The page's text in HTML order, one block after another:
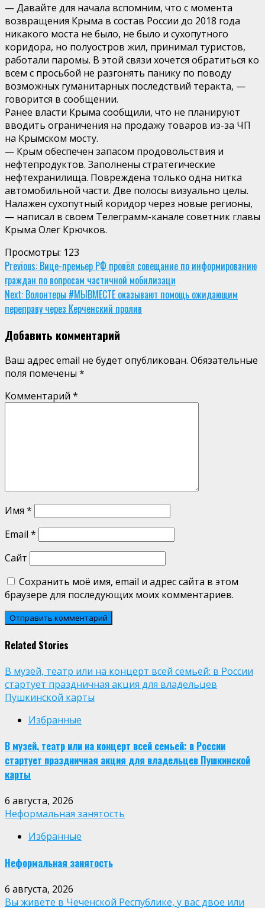
— Давайте для начала вспомним, что с момента
возвращения Крыма в состав России до 2018 года
никакого моста не было, не было и сухопутного
коридора, но полуостров жил, принимал туристов,
работали паромы. В этой связи хочется обратиться ко
всем с просьбой не разгонять панику по поводу
возможных гуманитарных последствий теракта, —
говорится в сообщении.
Ранее власти Крыма сообщили, что не планируют
вводить ограничения на продажу товаров из-за ЧП
на Крымском мосту.
— Крым обеспечен запасом продовольствия и
нефтепродуктов. Заполнены стратегические
нефтехранилища. Повреждена только одна нитка
автомобильной части. Две полосы визуально целы.
Налажен сухопутный коридор через новые регионы,
— написал в своем Телеграмм-канале советник главы
Крыма Олег Крючков.
Просмотры: 123
Continue
Reading
Previous: Вице-премьер РФ провёл совещание по информированию
граждан по вопросам частичной мобилизаци
Next: Волонтеры #МЫВМЕСТЕ оказывают помощь ожидающим
переправу через Керченский пролив
Добавить комментарий
Ваш адрес email не будет опубликован. Обязательные
поля помечены *
Комментарий *
Имя *
Email *
Сайт
Сохранить моё имя, email и адрес сайта в этом
браузере для последующих моих комментариев.
Related Stories
В музей, театр или на концерт всей семьей: в России
стартует праздничная акция для владельцев
Пушкинской карты
Избранные
В музей, театр или на концерт всей семьей: в России
стартует праздничная акция для владельцев Пушкинской
карты
6 августа, 2026
Неформальная занятость
Избранные
Неформальная занятость
6 августа, 2026
Вы живёте в Чеченской Республике, у вас двое или